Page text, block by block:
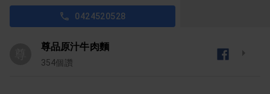
0424520528
尊品原汁牛肉麵
354個讚